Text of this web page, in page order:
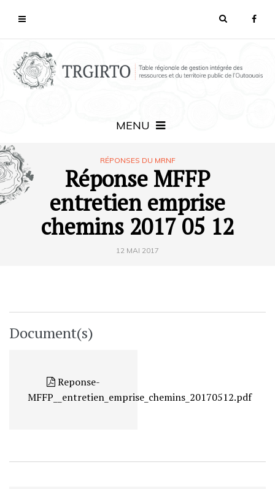
MENU
RÉPONSES DU MRNF
Réponse MFFP
entretien emprise
chemins 2017 05 12
12 MAI 2017
Document(s)
Reponse-
MFFP__entretien_emprise_chemins_20170512.pdf